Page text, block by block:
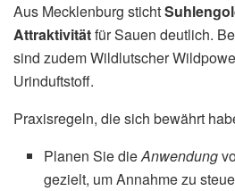
Aus Mecklenburg sticht
Attraktivitätfür Sauen deutlich.
sind zudem Wildlutscher
Urinduftstoff.
Praxisregeln, die sich bewährt
Planen Sie dieAnwendung
gezielt, um Annahme zu